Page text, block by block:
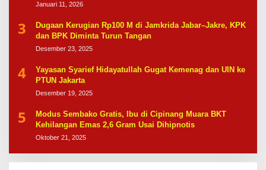
Januari 11, 2026
3
Dugaan Kerugian Rp100 M di Jamkrida Jabar–Jakre, KPK
dan BPK Diminta Turun Tangan
Desember 23, 2025
4
Yayasan Syarief Hidayatullah Gugat Kemenag dan UIN ke
PTUN Jakarta
Desember 19, 2025
5
Modus Sembako Gratis, Ibu di Cipinang Muara BKT
Kehilangan Emas 2,6 Gram Usai Dihipnotis
Oktober 21, 2025